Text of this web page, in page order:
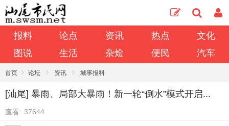
报料 论点 资讯 热点
文化
图说
生活 杂烩 便民 汽车
首页 › 论坛 › 资讯 › 城事报料
[汕尾] 暴雨、局部大暴雨！新一轮“倒水”模式开启...
查看: 37644